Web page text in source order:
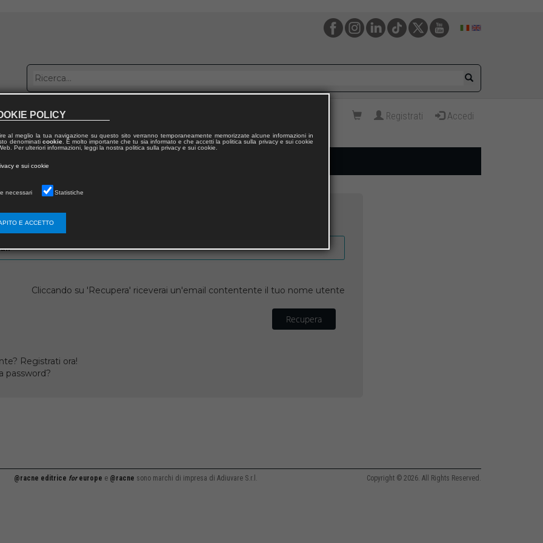
con noi Registrati Accedi
email che hai fornito in fase di registrazione
Cliccando su 'Recupera' riceverai un'email contentente il tuo nome utente
Recupera
Registrati ora!
password?
@racne editrice foreurope e @racne sono marchi di impresa di Adiuvare S.r.l. Copyright © 2026. All Rights Reserved.
POLICY
al meglio la tua navigazione su questo sito verranno temporaneamente memorizzate alcune informazioni in
denominati cookie. È molto importante che tu sia informato e che accetti la politica sulla privacy e sui cookie
Per ulteriori informazioni, leggi la nostra politica sulla privacy e sui cookie.
e sui cookie
necessari Statistiche
E ACCETTO